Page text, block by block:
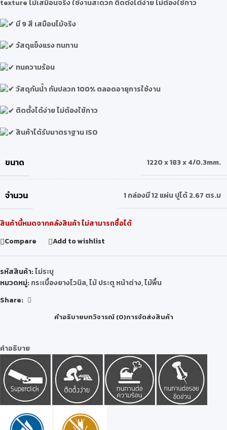
texture ไม้เสมือนจริง ใช้งานสะดวก ติดตั้งได้ง่าย ไม่ต้องใช้กาว
มี 9 สี เสมือนไม้จริง
วัสดุแข็งแรง ทนทาน
ทนความร้อน
วัสดุกันน้ำ กันปลวก 100% ตลอดอายุการใช้งาน
ติดตั้งได้ง่าย ไม่ต้องใช้กาว
สินค้าได้รับมาตราฐาน ISO
ขนาด 1220 x 183 x 4/0.3mm.
จำนวน 1 กล่องมี 12 แผ่น ปูได้ 2.67 ตร.ม
สินค้านี้หมดจากคลังสินค้า ไม่สามารถซื้อได้
Compare
Add to wishlist
รหัสสินค้า:ไม่ระบุ
หมวดหมู่:กระเบื้องยางไวนิล,ไม้ ประตู หน้าต่าง,ไม้พื้น
Share:
คำอธิบายบทวิจารณ์ (0)การจัดส่งสินค้า
คำอธิบาย